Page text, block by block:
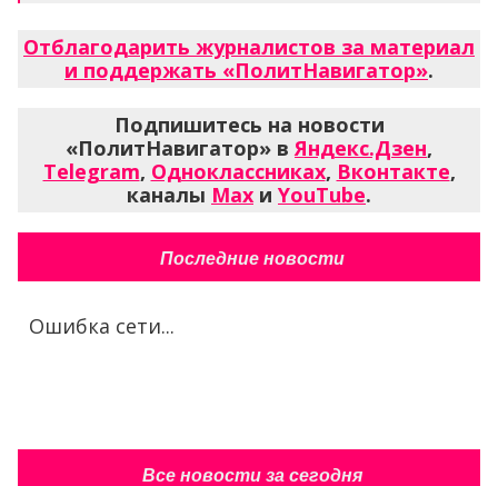
Отблагодарить журналистов за материал
и поддержать «ПолитНавигатор».
Подпишитесь на новости
«ПолитНавигатор» в Яндекс.Дзен,
Telegram, Одноклассниках, Вконтакте,
каналы Max и YouTube.
Последние новости
Ошибка сети...
Все новости за сегодня